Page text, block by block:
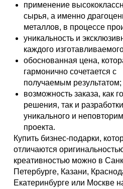
применение
сырья, а именно
металлов, в процессе
уникальность и
каждого
обоснованная цена,
гармонично сочетается с
получаемым результатом;
возможность заказа, как
решения, так и
уникального и
проекта.
Купить бизнес-подарки,
отличаются
креативностью можно в
Петербурге, Казани,
Екатеринбурге или Москве